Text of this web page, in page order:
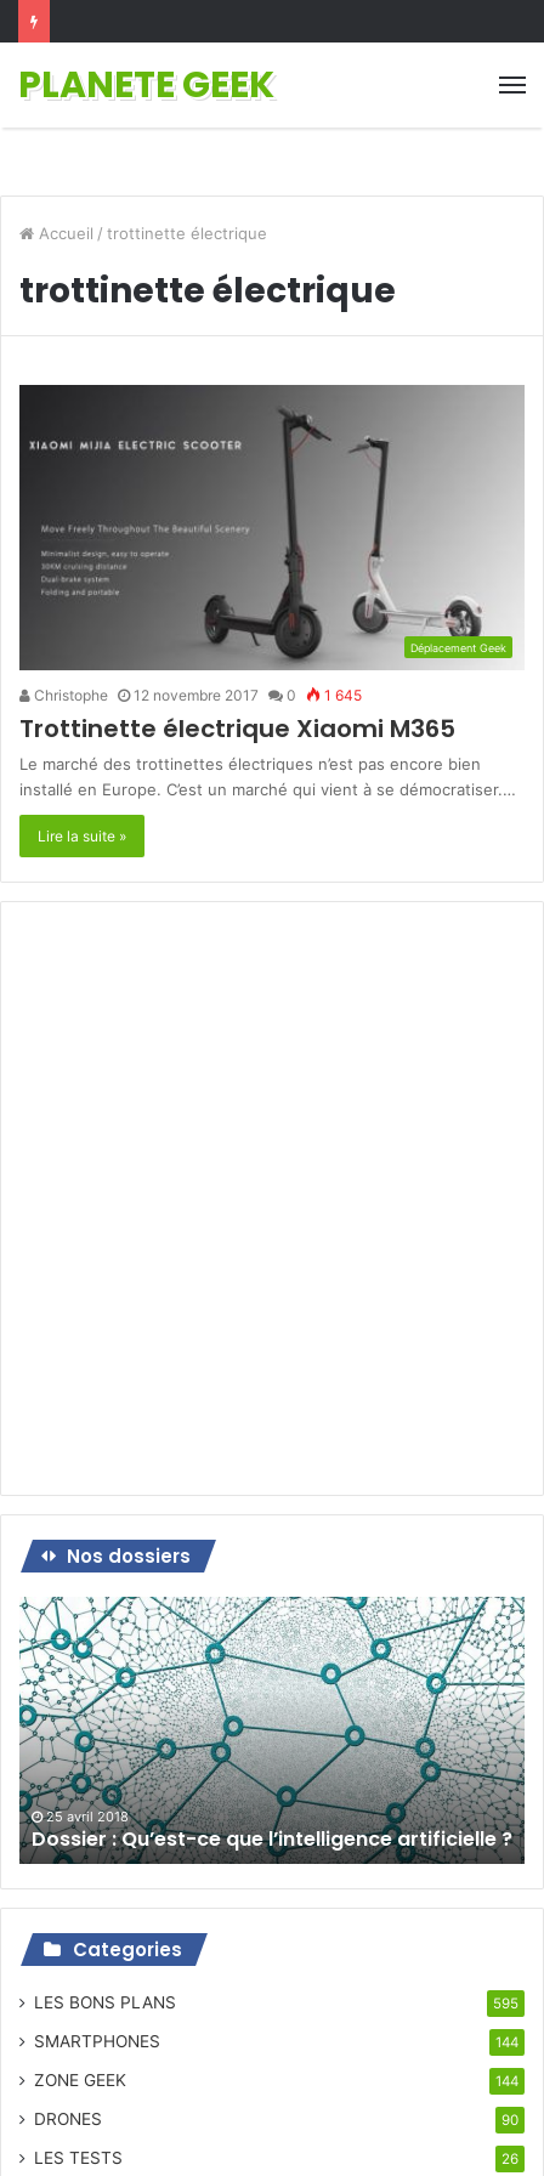
PLANETE GEEK
Accueil / trottinette électrique
trottinette électrique
Déplacement Geek
Christophe 12 novembre 2017 0 1 645
Trottinette électrique Xiaomi M365
Le marché des trottinettes électriques n’est pas encore bien
installé en Europe. C’est un marché qui vient à se démocratiser.…
Lire la suite »
Nos dossiers
Dossier
:
Qu’est-
ce
que
l’intelligence
artificielle
?
25 avril 2018
Dossier : Qu’est-ce que l’intelligence artificielle ?
Categories
LES BONS PLANS 595
SMARTPHONES 144
ZONE GEEK 144
DRONES 90
LES TESTS 26